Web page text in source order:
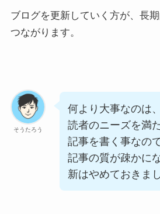
ブログを更新していく方が、長
つながります。
そうたろう
何より大事なのは、
読者のニーズを満
記事を書く事なので
記事の質が疎かに
新はやめておきま